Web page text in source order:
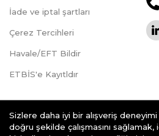
İade ve iptal şartları
Çerez Tercihleri
Havale/EFT Bildir
ETBİS'e Kayıtldır
Sizlere daha iyi bir alışveriş
doğru şekilde çalışmasını